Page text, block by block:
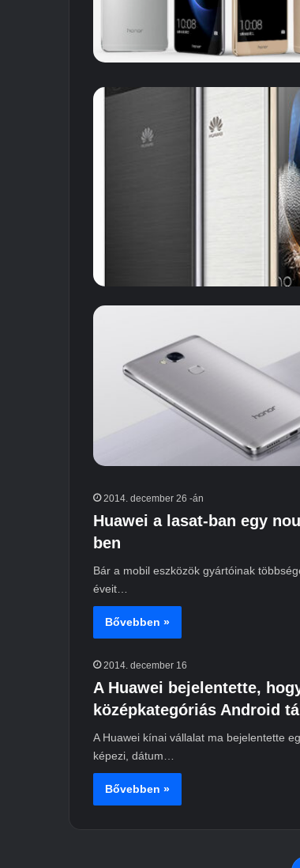
2014. december 26 -án
Huawei a lasat-ban egy
ben
Bár a mobil eszközök gyártóinak
éveit…
Bővebben »
2014. december 16
A Huawei bejelentette,
középkategóriás Android
A Huawei kínai vállalat ma bejelentette
képezi, dátum…
Bővebben »